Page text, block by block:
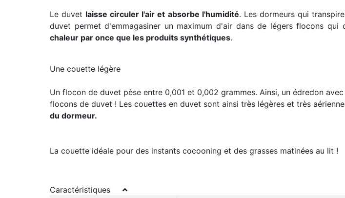
Le duvet laisse circuler l'air et absorbe l'humidité. Les dormeurs qui
duvet permet d'emmagasiner un maximum d'air dans de légers flocons
chaleur par once que les produits synthétiques.
Une couette légère
Un flocon de duvet pèse entre 0,001 et 0,002 grammes. Ainsi, un édredon
flocons de duvet ! Les couettes en duvet sont ainsi très légères et très
du dormeur.
La couette idéale pour des instants cocooning et des grasses matinées au lit !
Caractéristiques